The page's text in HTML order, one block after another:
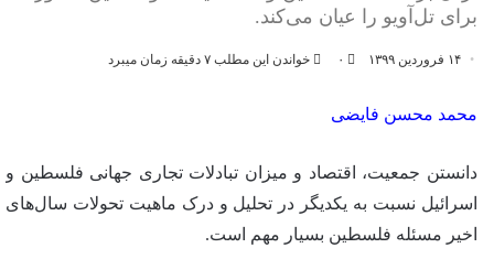
برای تل‌آویو را عیان می‌کند.
۱۴ فروردین ۱۳۹۹ ۰ خواندن این مطلب ۷ دقیقه زمان میبرد
محمد محسن فایضی
دانستن جمعیت، اقتصاد و میزان تبادلات تجاری جهانی فلسطین و
اسرائیل نسبت به یکدیگر در تحلیل و درک ماهیت تحولات سال‌های
اخیر مسئله فلسطین بسیار مهم است.